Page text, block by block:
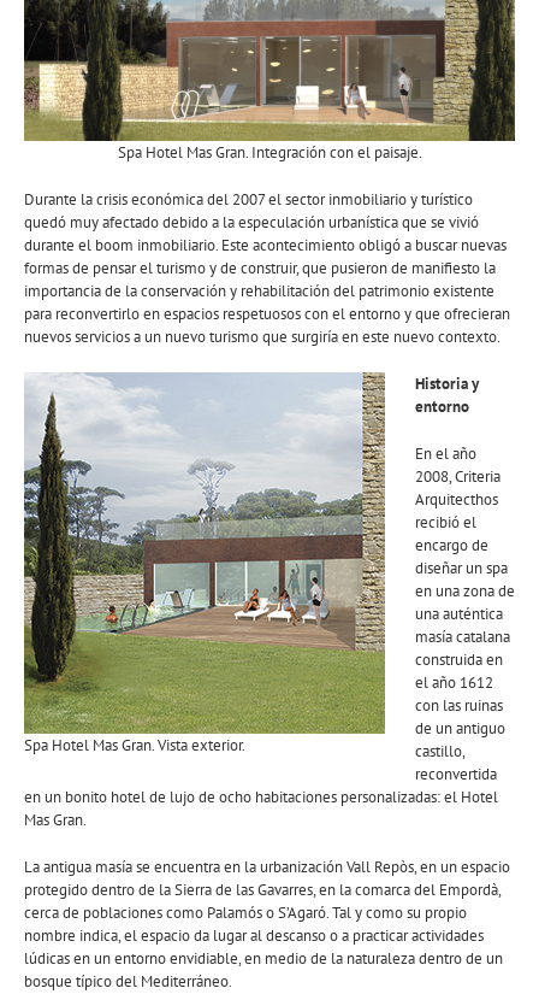
Spa Hotel Mas Gran. Integración con el paisaje.
Durante la crisis económica del 2007 el sector inmobiliario y turístico
quedó muy afectado debido a la especulación urbanística que se vivió
durante el boom inmobiliario. Este acontecimiento obligó a buscar nuevas
formas de pensar el turismo y de construir, que pusieron de manifiesto la
importancia de la conservación y rehabilitación del patrimonio existente
para reconvertirlo en espacios respetuosos con el entorno y que ofrecieran
nuevos servicios a un nuevo turismo que surgiría en este nuevo contexto.
Spa Hotel Mas Gran. Vista exterior.
Historia y
entorno
En el año
2008, Criteria
Arquitecthos
recibió el
encargo de
diseñar un spa
en una zona de
una auténtica
masía catalana
construida en
el año 1612
con las ruinas
de un antiguo
castillo,
reconvertida
en un bonito hotel de lujo de ocho habitaciones personalizadas: el Hotel
Mas Gran.
La antigua masía se encuentra en la urbanización Vall Repòs, en un espacio
protegido dentro de la Sierra de las Gavarres, en la comarca del Empordà,
cerca de poblaciones como Palamós o S’Agaró. Tal y como su propio
nombre indica, el espacio da lugar al descanso o a practicar actividades
lúdicas en un entorno envidiable, en medio de la naturaleza dentro de un
bosque típico del Mediterráneo.